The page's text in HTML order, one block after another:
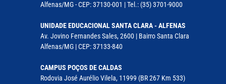
Alfenas/MG - CEP: 37130-001 | Tel.: (35) 3701-9000
UNIDADE EDUCACIONAL SANTA CLARA - ALFENAS
Av. Jovino Fernandes Sales, 2600 | Bairro Santa Clara
Alfenas/MG | CEP: 37133-840
CAMPUS POÇOS DE CALDAS
Rodovia José Aurélio Vilela, 11999 (BR 267 Km 533)